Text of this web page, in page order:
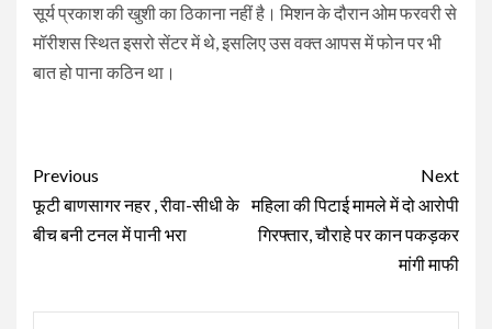
सूर्य प्रकाश की खुशी का ठिकाना नहीं है। मिशन के दौरान ओम फरवरी से
मॉरीशस स्थित इसरो सेंटर में थे, इसलिए उस वक्त आपस में फोन पर भी
बात हो पाना कठिन था।
Continue
Reading
Previous
फूटी बाणसागर नहर , रीवा-सीधी के
बीच बनी टनल में पानी भरा
Next
महिला की पिटाई मामले में दो आरोपी
गिरफ्तार, चौराहे पर कान पकड़कर
मांगी माफी